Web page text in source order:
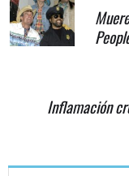
Inflamación